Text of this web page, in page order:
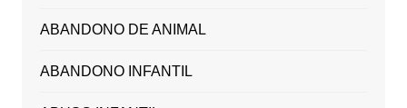
ABANDONO DE ANIMAL
ABANDONO INFANTIL